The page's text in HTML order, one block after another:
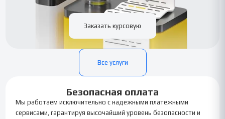
Заказать курсовую
Все услуги
Безопасная оплата
Мы работаем исключительно с надежными платежными
сервисами, гарантируя высочайший уровень безопасности и